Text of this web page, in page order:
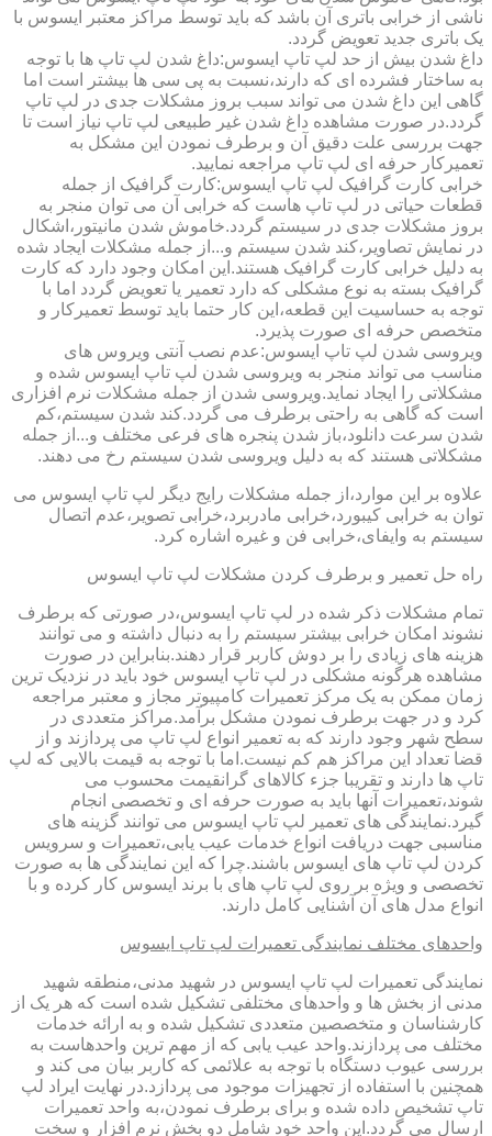
ناشی از خرابی باتری آن باشد که باید توسط مراکز معتبر ایسوس با
یک باتری جدید تعویض گردد.
داغ شدن بیش از حد لپ تاپ ایسوس:داغ شدن لپ تاپ ها با توجه
به ساختار فشرده ای که دارند،نسبت به پی سی ها بیشتر است اما
گاهی این داغ شدن می تواند سبب بروز مشکلات جدی در لپ تاپ
گردد.در صورت مشاهده داغ شدن غیر طبیعی لپ تاپ نیاز است تا
جهت بررسی علت دقیق آن و برطرف نمودن این مشکل به
تعمیرکار حرفه ای لپ تاپ مراجعه نمایید.
خرابی کارت گرافیک لپ تاپ ایسوس:کارت گرافیک از جمله
قطعات حیاتی در لپ تاپ هاست که خرابی آن می توان منجر به
بروز مشکلات جدی در سیستم گردد.خاموش شدن مانیتور،اشکال
در نمایش تصاویر،کند شدن سیستم و...از جمله مشکلات ایجاد شده
به دلیل خرابی کارت گرافیک هستند.این امکان وجود دارد که کارت
گرافیک بسته به نوع مشکلی که دارد تعمیر یا تعویض گردد اما با
توجه به حساسیت این قطعه،این کار حتما باید توسط تعمیرکار و
متخصص حرفه ای صورت پذیرد.
ویروسی شدن لپ تاپ ایسوس:عدم نصب آنتی ویروس های
مناسب می تواند منجر به ویروسی شدن لپ تاپ ایسوس شده و
مشکلاتی را ایجاد نماید.ویروسی شدن از جمله مشکلات نرم افزاری
است که گاهی به راحتی برطرف می گردد.کند شدن سیستم،کم
شدن سرعت دانلود،باز شدن پنجره های فرعی مختلف و...از جمله
مشکلاتی هستند که به دلیل ویروسی شدن سیستم رخ می دهند.
علاوه بر این موارد،از جمله مشکلات رایج دیگر لپ تاپ ایسوس می
توان به خرابی کیبورد،خرابی مادربرد،خرابی تصویر،عدم اتصال
سیستم به وایفای،خرابی فن و غیره اشاره کرد.
راه حل تعمیر و برطرف کردن مشکلات لپ تاپ ایسوس
تمام مشکلات ذکر شده در لپ تاپ ایسوس،در صورتی که برطرف
نشوند امکان خرابی بیشتر سیستم را به دنبال داشته و می توانند
هزینه های زیادی را بر دوش کاربر قرار دهند.بنابراین در صورت
مشاهده هرگونه مشکلی در لپ تاپ ایسوس خود باید در نزدیک ترین
زمان ممکن به یک مرکز تعمیرات کامپیوتر مجاز و معتبر مراجعه
کرد و در جهت برطرف نمودن مشکل برآمد.مراکز متعددی در
سطح شهر وجود دارند که به تعمیر انواع لپ تاپ می پردازند و از
قضا تعداد این مراکز هم کم نیست.اما با توجه به قیمت بالایی که لپ
تاپ ها دارند و تقریبا جزء کالاهای گرانقیمت محسوب می
شوند،تعمیرات آنها باید به صورت حرفه ای و تخصصی انجام
گیرد.نمایندگی های تعمیر لپ تاپ ایسوس می توانند گزینه های
مناسبی جهت دریافت انواع خدمات عیب یابی،تعمیرات و سرویس
کردن لپ تاپ های ایسوس باشند.چرا که این نمایندگی ها به صورت
تخصصی و ویژه بر روی لپ تاپ های با برند ایسوس کار کرده و با
انواع مدل های آن آشنایی کامل دارند.
واحدهای مختلف نمایندگی تعمیرات لپ تاپ ایسوس
نمایندگی تعمیرات لپ تاپ ایسوس در شهید مدنی،منطقه شهید
مدنی از بخش ها و واحدهای مختلفی تشکیل شده است که هر یک از
کارشناسان و متخصصین متعددی تشکیل شده و به ارائه خدمات
مختلف می پردازند.واحد عیب یابی که از مهم ترین واحدهاست به
بررسی عیوب دستگاه با توجه به علائمی که کاربر بیان می کند و
همچنین با استفاده از تجهیزات موجود می پردازد.در نهایت ایراد لپ
تاپ تشخیص داده شده و برای برطرف نمودن،به واحد تعمیرات
ارسال می گردد.این واحد خود شامل دو بخش نرم افزار و سخت